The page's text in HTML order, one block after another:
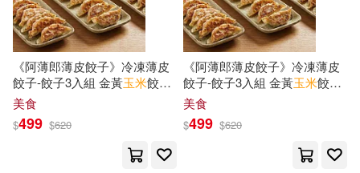
姚江波(8) 尾魚(8)
庹純雙(8) 張玉清(8)
中國地質大學出版社(29)
天津人民美術出版社(29)
江蘇文藝出版社(29)
《阿薄郎薄皮餃子》冷凍薄皮
餃子-餃子3入組 金黃玉米餃子
*2+豬肉高麗菜餃子*1
美食
$499 $620
《阿薄郎薄皮餃子》冷凍薄皮
餃子-餃子3入組 金黃玉米餃子
*3
美食
$499 $620